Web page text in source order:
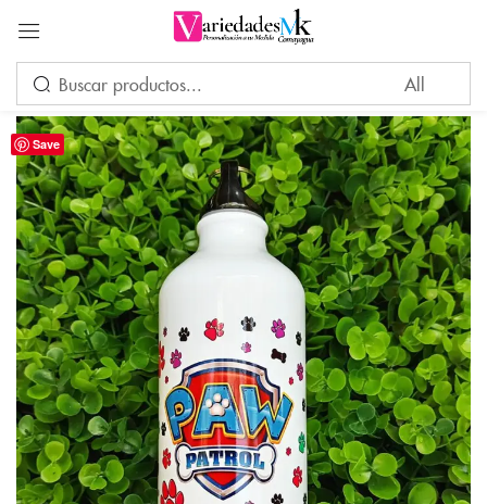
Save
Acceder
Por favor, introduce una respuesta en dígitos:
cinco + 5 =
Recuérdame ¿Ha perdido su contraseña?
INICIAR SESIÓN
CREAR UNA CUENTA